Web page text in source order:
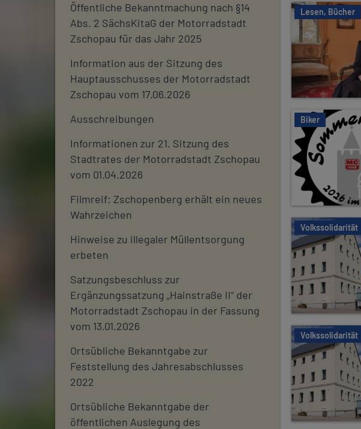
Öffentliche Bekanntmachung nach §14
Abs. 2 SächsKitaG der Motorradstadt
Zschopau für das Jahr 2025
Information aus der Sitzung des
Hauptausschusses der Motorradstadt
Zschopau vom 17.06.2026
Ausschreibungen
Informationen zur 21. Sitzung des
Stadtrates der Motorradstadt Zschopau
vom 01.04.2026
Filmreif: Zschopenberg erhält ein neues
Wahrzeichen
Hinweise zu illegaler Müllentsorgung
erbeten
Satzungsbeschluss zur
Ergänzungssatzung „Hainstraße II“ der
Motorradstadt Zschopau in der Fassung
vom 13.01.2026
Ortsübliche Bekanntgabe zur
Feststellung des Jahresabschlusses
2022
Ortsübliche Bekanntgabe der
öffentlichen Auslegung des
Lesen, Bücher
Biker
Volkssolidarität
Volkssolidarität